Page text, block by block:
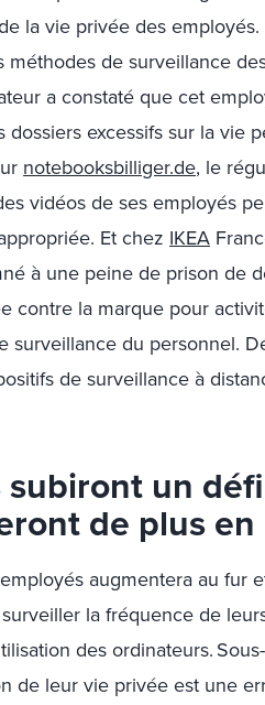
la vie privée des
méthodes de surveillance
a constaté que cet
excessifs sur la vie
notebooksbilliger.de, le
vidéos de ses employés
Et chez IKEA
à une peine de prison de
contre la marque pour
surveillance du personnel.
de surveillance à
subiront un
de plus
augmentera au fur
la fréquence de
des ordinateurs.
de leur vie privée est une